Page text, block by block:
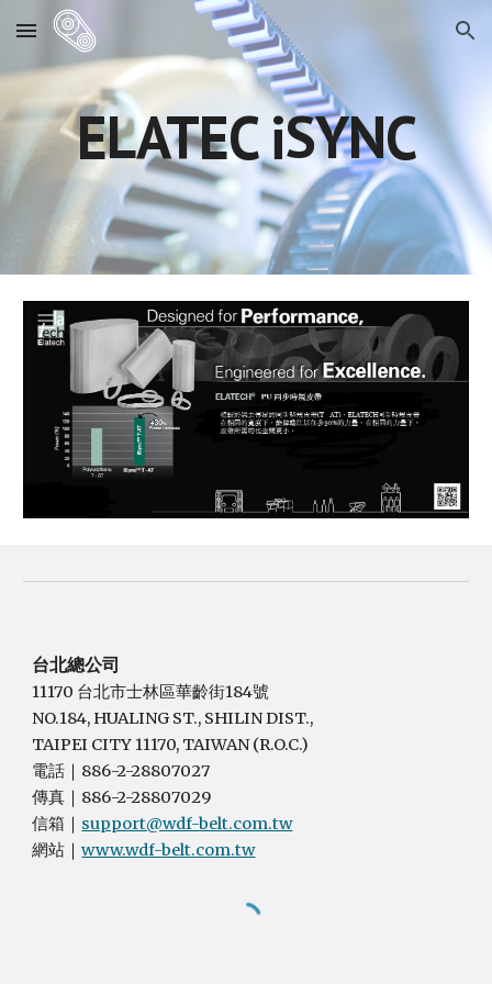
Skip to main content Skip to navigation
ELATEC iSYNC
台北總公司
11170 台北市士林區華齡街184號
NO.184, HUALING ST., SHILIN DIST.,
TAIPEI CITY 11170, TAIWAN (R.O.C.)
電話
886-2-28807027
傳真
886-2-28807029
信箱
support@wdf-belt.com.tw
網站 ｜www.wdf-belt.com.tw